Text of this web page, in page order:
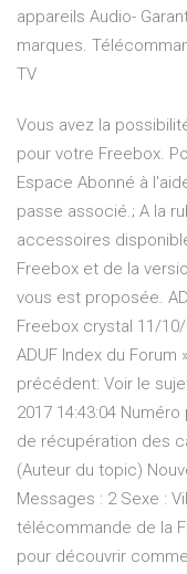
appareils Audio-
marques.
TV
Vous avez la
pour votre Freebox.
Espace Abonné à
passe associé.; A la
accessoires
Freebox et de la
vous est proposée.
Freebox crystal 11/
ADUF Index du Forum
précédent: Voir le
2017 14:43:04
de récupération des
(Auteur du topic)
Messages : 2 Sexe :
télécommande de la
pour découvrir